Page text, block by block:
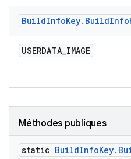
BuildInfoKey. BuildInfo
USERDATA_IMAGE
Méthodes publiques
static BuildInfoKey.